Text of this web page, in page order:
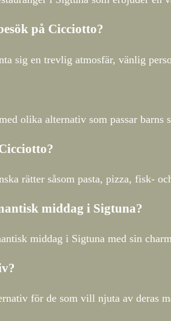
på Cicciotto?
sig en trevlig atmosfär, vänlig
olika alternativ som passar barns
rätter såsom pasta, pizza, fisk-
middag i Sigtuna?
middag i Sigtuna med sin
för de som vill njuta av deras